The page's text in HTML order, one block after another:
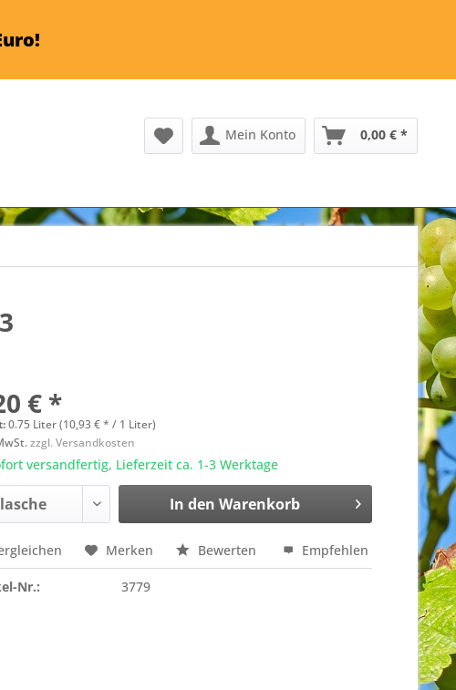
Mein Konto 0,00 € *
€ *
0.75 Liter (10,93 € * / 1 Liter)
zzgl. Versandkosten
versandfertig, Lieferzeit ca. 1-3 Werktage
In den Warenkorb
Merken Bewerten Empfehlen
Nr.: 3779